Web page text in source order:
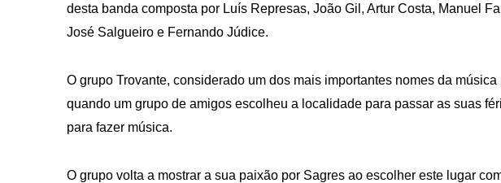
desta banda composta por Luís Represas, João Gil, Artur Costa, Manuel
José Salgueiro e Fernando Júdice.
O grupo Trovante, considerado um dos mais importantes nomes da
quando um grupo de amigos escolheu a localidade para passar as suas
para fazer música.
O grupo volta a mostrar a sua paixão por Sagres ao escolher este lugar